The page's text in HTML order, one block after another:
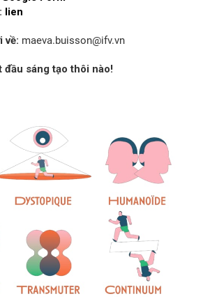
lien
về: maeva.buisson@ifv.vn
đầu sáng tạo thôi nào!